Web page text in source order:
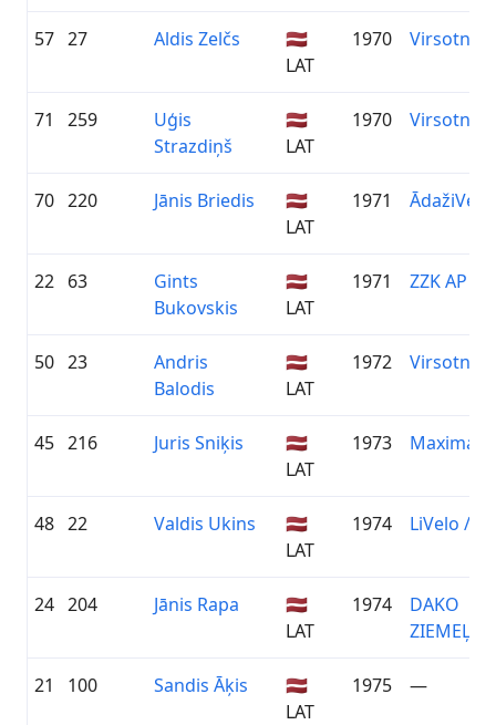
57 27 Aldis Zelčs
🇱🇻
LAT
1970 Virsotne/
71 259
Uģis
Strazdiņš
🇱🇻
LAT
1970 Virsotne/
70 220 Jānis Briedis
🇱🇻
LAT
1971 ĀdažiVelo
22 63
Gints
Bukovskis
🇱🇻
LAT
1971 ZZK AP
50 23
Andris
Balodis
🇱🇻
LAT
1972 Virsotne/
45 216 Juris Sniķis
🇱🇻
LAT
1973 Maxima
48 22 Valdis Ukins
🇱🇻
LAT
1974 LiVelo /
24 204 Jānis Rapa
🇱🇻
LAT
1974
DAKO
21 100 Sandis Āķis
🇱🇻
LAT
1975 —